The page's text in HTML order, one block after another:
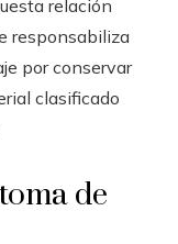
relación
responsabiliza
por conservar
clasificado
de